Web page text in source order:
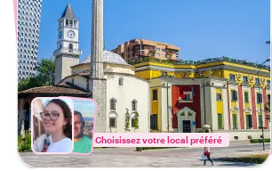
Choisissez votre local préféré